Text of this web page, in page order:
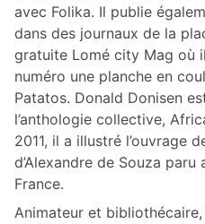
avec Folika. Il publie
dans des journaux de la
gratuite Lomé city Mag où
numéro une planche en
Patatos. Donald Donisen
l’anthologie collective,
2011, il a illustré l’ouvrage
d’Alexandre de Souza
France.
Animateur et bibliothécaire,